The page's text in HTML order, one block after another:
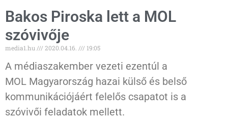
Bakos Piroska lett a MOL
szóvivője
media1.hu 2020.04.16. 19:05
A médiaszakember vezeti ezentúl a
MOL Magyarország hazai külső és belső
kommunikációjáért felelős csapatot is a
szóvivői feladatok mellett.